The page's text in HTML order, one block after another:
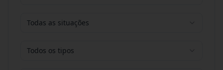
Todas as situações
Todos os tipos